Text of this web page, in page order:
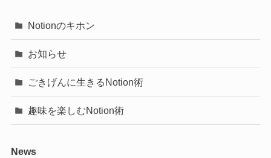
Notionのキホン
お知らせ
ごきげんに生きるNotion術
趣味を楽しむNotion術
News